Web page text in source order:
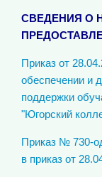
СВЕДЕНИЯ О
Приказ от
обеспечении и
поддержки
"Югорский
Приказ № 730-
в приказ от